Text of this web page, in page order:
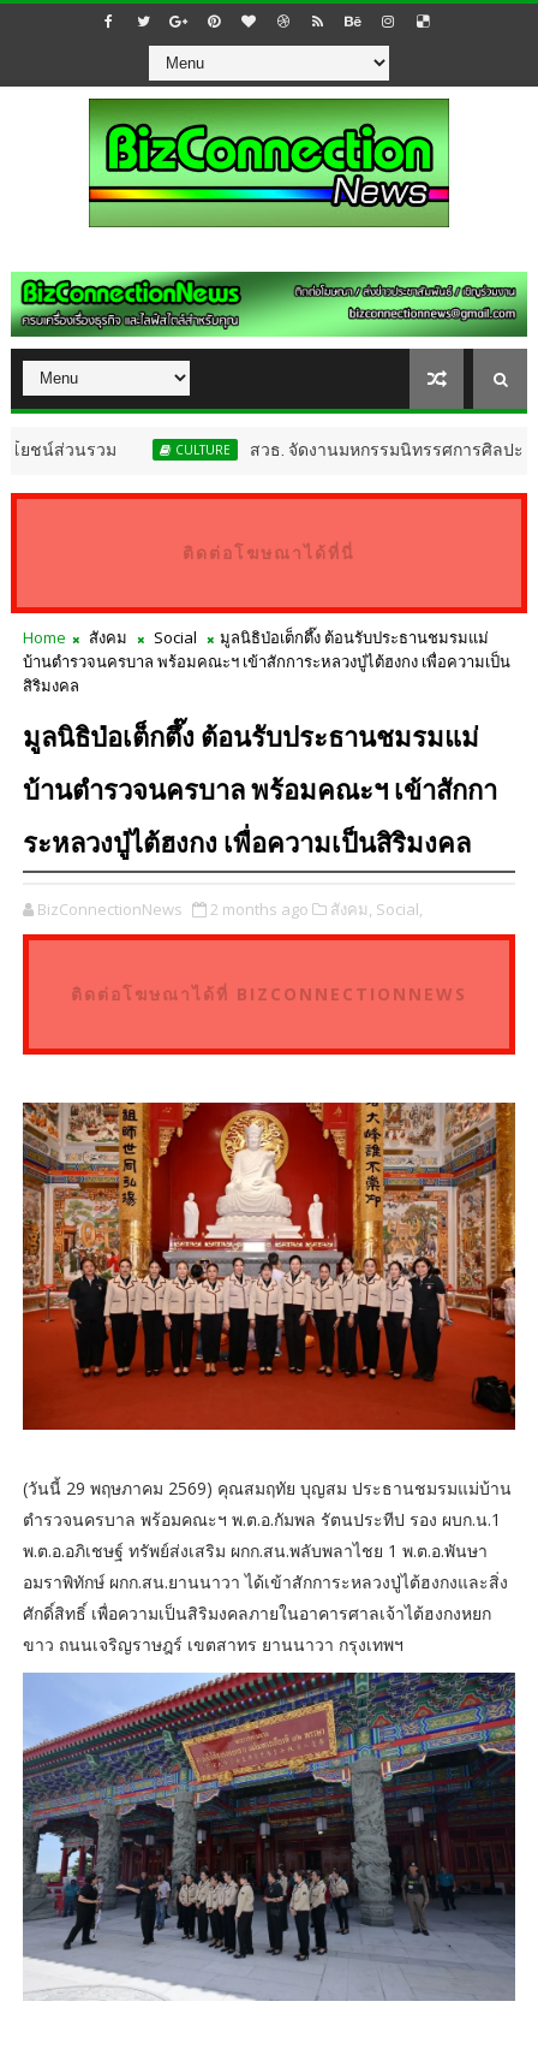
ม CULTURE สวธ. จัดงานมหกรรมนิทรรศการศิลปะแห่งชาติ และ
ติดต่อโฆษณาได้ที่นี่
Home สังคม Social
มูลนิธิป่อเต็กตึ๊ง ต้อนรับประธานชมรมแม่
บ้านตำรวจนครบาล พร้อมคณะฯ เข้าสักการะหลวงปู่ไต้ฮงกง เพื่อความเป็น
สิริมงคล
มูลนิธิป่อเต็กตึ๊ง ต้อนรับประธานชมรมแม่
บ้านตำรวจนครบาล พร้อมคณะฯ เข้าสักกา
ระหลวงปู่ไต้ฮงกง เพื่อความเป็นสิริมงคล
BizConnectionNews 2 months ago สังคม, Social,
ติดต่อโฆษณาได้ที่ BIZCONNECTIONNEWS
(วันนี้ 29 พฤษภาคม 2569) คุณสมฤทัย บุญสม ประธานชมรมแม่บ้าน
ตำรวจนครบาล พร้อมคณะฯ พ.ต.อ.กัมพล รัตนประทีป รอง ผบก.น.1
พ.ต.อ.อภิเชษฐ์ ทรัพย์ส่งเสริม ผกก.สน.พลับพลาไชย 1 พ.ต.อ.พันษา
อมราพิทักษ์ ผกก.สน.ยานนาวา ได้เข้าสักการะหลวงปู่ไต้ฮงกงและสิ่ง
ศักดิ์สิทธิ์ เพื่อความเป็นสิริมงคลภายในอาคารศาลเจ้าไต้ฮงกงหยก
ขาว ถนนเจริญราษฎร์ เขตสาทร ยานนาวา กรุงเทพฯ